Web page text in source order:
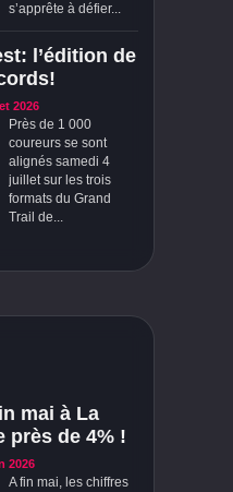
s’apprête à défier...
l’édition de
2026
Près de 1 000
coureurs se sont
alignés samedi 4
juillet sur les trois
formats du Grand
Trail de...
mai à La
près de 4% !
2026
A fin mai, les chiffres